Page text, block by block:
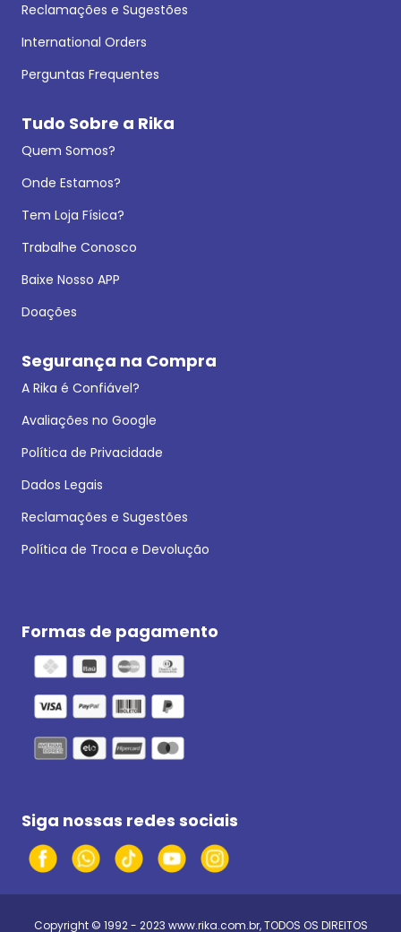
Reclamações e Sugestões
International Orders
Perguntas Frequentes
Tudo Sobre a Rika
Quem Somos?
Onde Estamos?
Tem Loja Física?
Trabalhe Conosco
Baixe Nosso APP
Doações
Segurança na Compra
A Rika é Confiável?
Avaliações no Google
Política de Privacidade
Dados Legais
Reclamações e Sugestões
Política de Troca e Devolução
Formas de pagamento
Siga nossas redes sociais
Copyright © 1992 - 2023 www.rika.com.br, TODOS OS DIREITOS